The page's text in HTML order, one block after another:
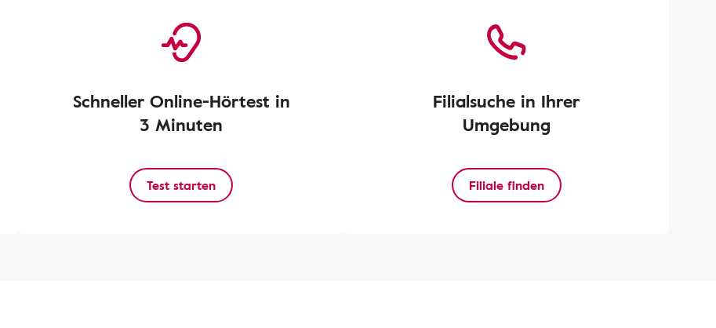
Schneller Online-Hörtest in
3 Minuten
Test starten
Filialsuche in Ihrer
Umgebung
Filiale finden